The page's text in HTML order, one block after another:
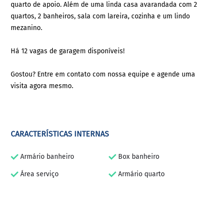
quarto de apoio. Além de uma linda casa avarandada com 2
quartos, 2 banheiros, sala com lareira, cozinha e um lindo
mezanino.
Há 12 vagas de garagem disponíveis!
Gostou? Entre em contato com nossa equipe e agende uma
visita agora mesmo.
CARACTERÍSTICAS INTERNAS
Armário banheiro Box banheiro
Área serviço Armário quarto